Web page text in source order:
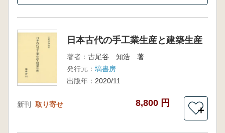
日本古代の手工業生産と建築生産
著者： 古尾谷 知浩 著
発行元： 塙書房
出版年： 2020/11
新刊 取り寄せ 8,800 円
＋